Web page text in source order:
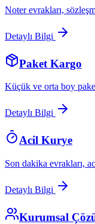
Noter evrakları,
Detaylı Bilgi
Paket Kargo
Küçük ve orta boy
Detaylı Bilgi
Acil Kurye
Son dakika evrakları,
Detaylı Bilgi
Kurumsal